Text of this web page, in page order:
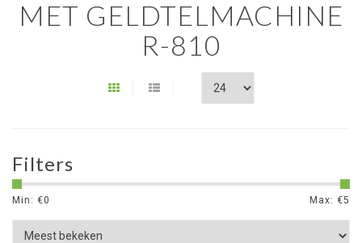
MET GELDTELMACHINE
R-810
Filters
Min: €0 Max: €5